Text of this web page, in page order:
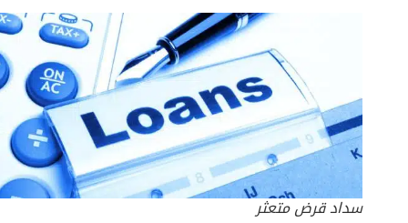
سداد قرض متعثر